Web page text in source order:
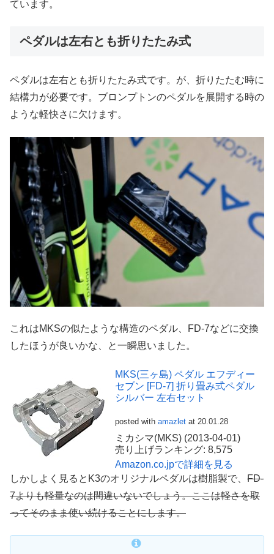
ています。
ペダルは左右とも折りたたみ式
ペダルは左右とも折りたたみ式です。が、折りたたむ時に
結構力が必要です。ブロンプトンのペダルを展開する時の
ような軽快さに欠けます。
これはMKSの似たような構造のペダル、FD-7などに交換
したほうが良いかな、と一瞬思いました。
MKS(三ヶ島) ペダル エフディー
セブン [FD-7] 折り畳み式ペダル
シルバー 左右セット
posted with amazlet at 20.01.28
ミカシマ(MKS) (2013-04-01)
売り上げランキング: 8,575
Amazon.co.jpで詳細を見る
しかしよく見るとK3のオリジナルペダルは樹脂製で、 FD-
7よりも軽量なのは間違いないでしょう。ここは軽さを取
ってそのまま使い続けることにします。